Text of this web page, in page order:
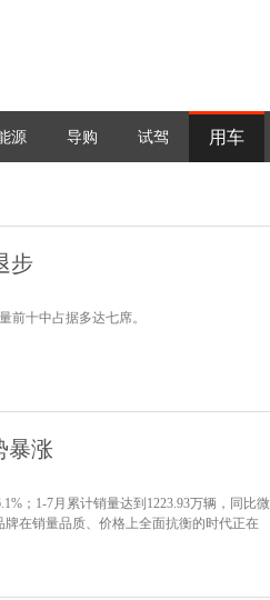
源 导购 试驾 用车
步
前十中占据多达七席。
暴涨
；1-7月累计销量达到1223.93万辆，同比微
在销量品质、价格上全面抗衡的时代正在